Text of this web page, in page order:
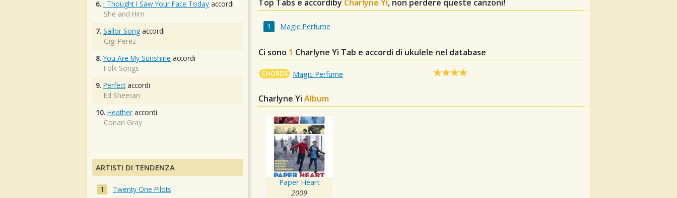
Top Tabs e accordiby Charlyne Yi, non perdere queste canzoni!
Magic Perfume
Ci sono 1 Charlyne Yi Tab e accordi di ukulele nel database
CHORDS Magic Perfume
Charlyne Yi Album
Paper Heart
2009
6. I Thought I Saw Your Face Today accordi
She and Him
7. Sailor Song accordi
Gigi Perez
8. You Are My Sunshine accordi
Folk Songs
9. Perfectaccordi
Ed Sheeran
10. Heather accordi
Conan Gray
ARTISTI DI TENDENZA
Twenty One Pilots